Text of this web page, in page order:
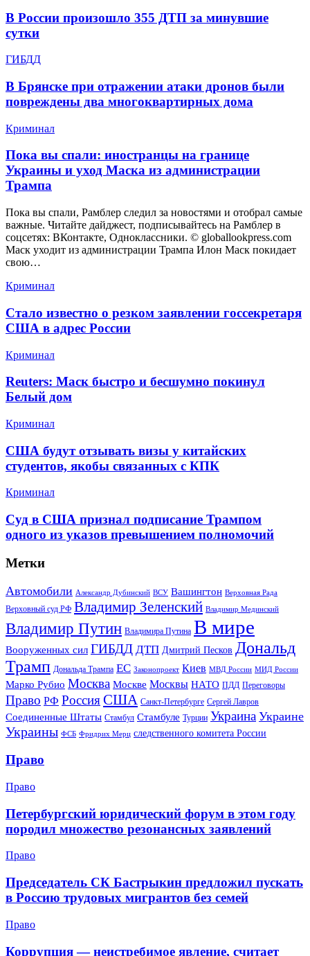
В России произошло 355 ДТП за минувшие
сутки
ГИБДД
В Брянске при отражении атаки дронов были
повреждены два многоквартирных дома
Криминал
Пока вы спали: иностранцы на границе
Украины и уход Маска из администрации
Трампа
Пока вы спали, Рамблер следил за новостями и отобрал самые
важные. Читайте дайджест, подписывайтесь на Рамблер в
соцсетях: ВКонтакте, Одноклассники. © globallookpress.com
Маск уходит из администрации Трампа Илон Маск покидает
свою…
Криминал
Стало известно о резком заявлении госсекретаря
США в адрес России
Криминал
Reuters: Маск быстро и бесшумно покинул
Белый дом
Криминал
США будут отзывать визы у китайских
студентов, якобы связанных с КПК
Криминал
Суд в США признал подписание Трампом
одного из указов превышением полномочий
Метки
Автомобили Александр Дубинский ВСУ Вашингтон Верховная Рада
Верховный суд РФ Владимир Зеленский Владимир Мединский
Владимир Путин Владимира Путина В мире
Вооруженных сил ГИБДД ДТП Дмитрий Песков Дональд
Трамп Дональда Трампа ЕС Законопроект Киев МВД России МИД России
Марко Рубио Москва Москве Москвы НАТО ПДД Переговоры
Право РФ РоссияСША Санкт-Петербурге Сергей Лавров
Соединенные Штаты Стамбул Стамбуле Турции Украина Украине
Украины ФСБ Фридрих Мерц следственного комитета России
Право
Право
Петербургский юридический форум в этом году
породил множество резонансных заявлений
Право
Председатель СК Бастрыкин предложил пускать
в Россию трудовых мигрантов без семей
Право
Коррупция — неистребимое явление, считает